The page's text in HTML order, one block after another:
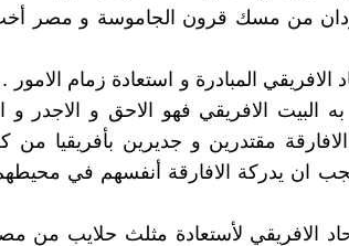
من مسك قرون الجاموسة و مصر
الافريقي المبادرة و استعادة زمام
به البيت الافريقي فهو الاحق و الاجدر و
مقتدرين و جديرين بأفريقيا من
يجب ان يدركة الافارقة أنفسهم في
الافريقي لأستعادة مثلث حلايب من